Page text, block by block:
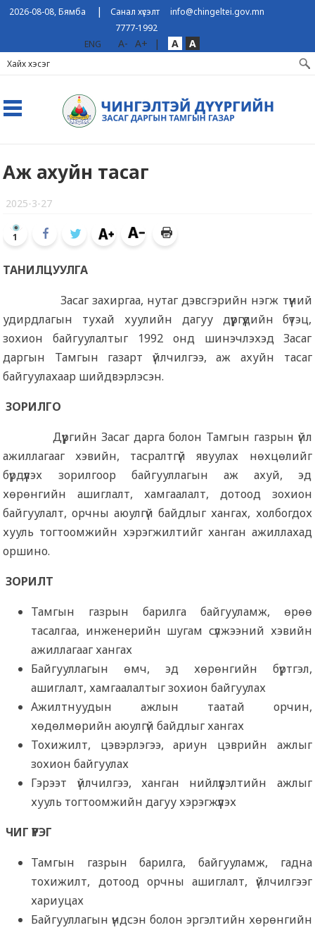
2026-08-08, Бямба | Санал хүсэлт
info@chingeltei.gov.mn
7777-1992
ENG
A- A+ | A A
Аж ахуйн тасаг
2025-3-27
1
ТАНИЛЦУУЛГА
Засаг захиргаа, нутаг дэвсгэрийн нэгж түүний
удирдлагын тухай хуулийн дагуу дүүргүүдийн бүтэц,
зохион байгуулалтыг 1992 онд шинэчлэхэд Засаг
даргын Тамгын газарт үйлчилгээ, аж ахуйн тасаг
байгуулахаар шийдвэрлэсэн.
ЗОРИЛГО
Дүүргийн Засаг дарга болон Тамгын газрын үйл
ажиллагааг хэвийн, тасралтгүй явуулах нөхцөлийг
бүрдүүлэх зорилгоор байгууллагын аж ахуй, эд
хөрөнгийн ашиглалт, хамгаалалт, дотоод зохион
байгуулалт, орчны аюулгүй байдлыг хангах, холбогдох
хууль тогтоомжийн хэрэгжилтийг ханган ажиллахад
оршино.
ЗОРИЛТ
Тамгын газрын барилга байгууламж, өрөө
тасалгаа, инженерийн шугам сүлжээний хэвийн
ажиллагааг хангах
Байгууллагын өмч, эд хөрөнгийн бүртгэл,
ашиглалт, хамгаалалтыг зохион байгуулах
Ажилтнуудын ажлын таатай орчин,
хөдөлмөрийн аюулгүй байдлыг хангах
Тохижилт, цэвэрлэгээ, ариун цэврийн ажлыг
зохион байгуулах
Гэрээт үйлчилгээ, ханган нийлүүлэлтийн ажлыг
хууль тогтоомжийн дагуу хэрэгжүүлэх
ЧИГ ҮҮРЭГ
Тамгын газрын барилга, байгууламж, гадна
тохижилт, дотоод орчны ашиглалт, үйлчилгээг
хариуцах
Байгууллагын үндсэн болон эргэлтийн хөрөнгийн